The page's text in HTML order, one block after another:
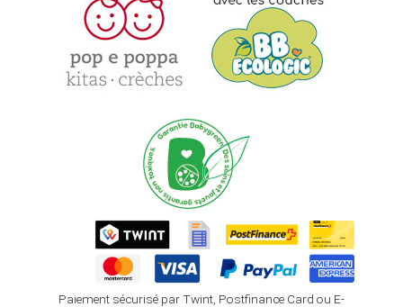
Paiement sécurisé par Twint, Postfinance Card ou E-